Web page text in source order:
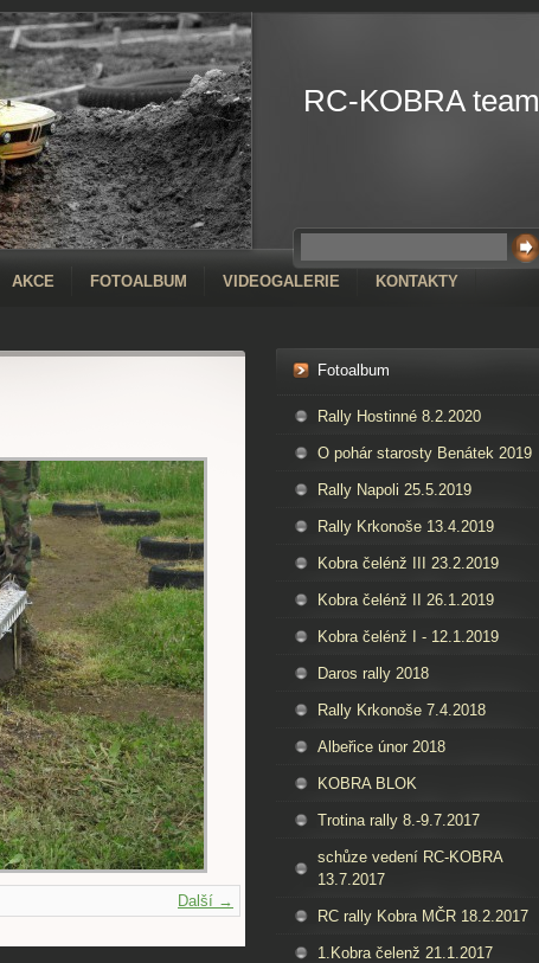
RC-KOBRA team
AKCE FOTOALBUM VIDEOGALERIE KONTAKTY
Další →
Fotoalbum
Rally Hostinné 8.2.2020
O pohár starosty Benátek 2019
Rally Napoli 25.5.2019
Rally Krkonoše 13.4.2019
Kobra čelénž III 23.2.2019
Kobra čelénž II 26.1.2019
Kobra čelénž I - 12.1.2019
Daros rally 2018
Rally Krkonoše 7.4.2018
Albeřice únor 2018
KOBRA BLOK
Trotina rally 8.-9.7.2017
schůze vedení RC-KOBRA
13.7.2017
RC rally Kobra MČR 18.2.2017
1.Kobra čelenž 21.1.2017